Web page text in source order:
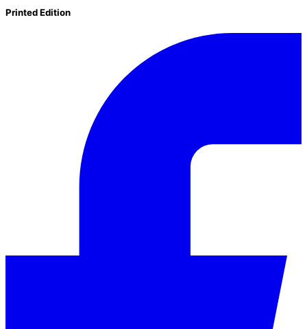
Printed Edition